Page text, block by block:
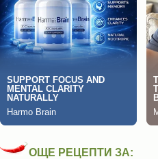
ОЩЕ РЕЦЕПТИ ЗА: